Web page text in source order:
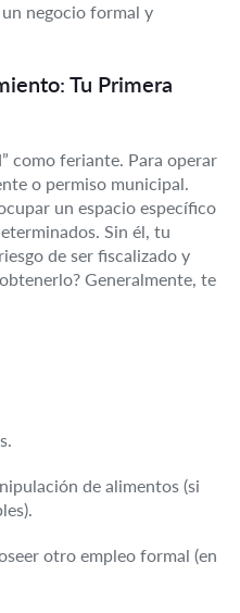
negocio formal y
Tu Primera
como feriante. Para operar
o permiso municipal.
un espacio específico
Sin él, tu
de ser fiscalizado y
Generalmente, te
de alimentos (si
otro empleo formal (en